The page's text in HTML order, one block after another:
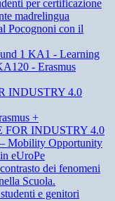
per certificazione
madrelingua
Pocognoni con il
1 KA1 - Learning
- Erasmus
INDUSTRY 4.0
+
FOR INDUSTRY 4.0
Mobility Opportunity
eUroPe
dei fenomeni
Scuola.
e genitori